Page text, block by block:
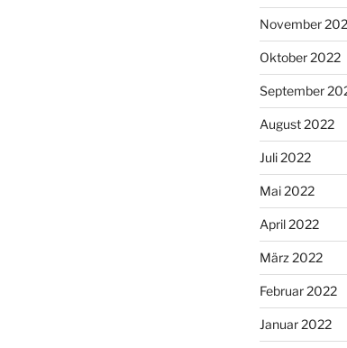
November
Oktober 2022
September
August 2022
Juli 2022
Mai 2022
April 2022
März 2022
Februar 2022
Januar 2022